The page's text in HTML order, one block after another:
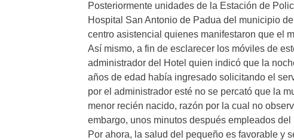
Posteriormente unidades de la Estación de
Hospital San Antonio de Padua del municipio
centro asistencial quienes manifestaron que el
Así mismo, a fin de esclarecer los móviles de
administrador del Hotel quien indicó que la
años de edad había ingresado solicitando el
por el administrador esté no se percató que la
menor recién nacido, razón por la cual no
embargo, unos minutos después empleados
Por ahora, la salud del pequeño es favorable y